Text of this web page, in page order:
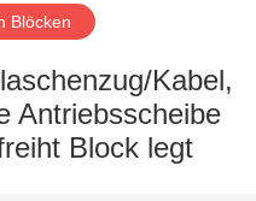
Blöcken
Kabel,
Antriebsscheibe
Block legt